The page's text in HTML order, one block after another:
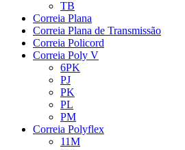
TB
Correia Plana
Correia Plana de Transmissão
Correia Policord
Correia Poly V
6PK
PJ
PK
PL
PM
Correia Polyflex
11M